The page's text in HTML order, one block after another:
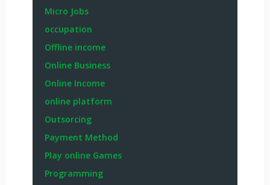
Micro Jobs
occupation
Offline income
Online Business
Online Income
online platform
Outsorcing
Payment Method
Play online Games
Programming